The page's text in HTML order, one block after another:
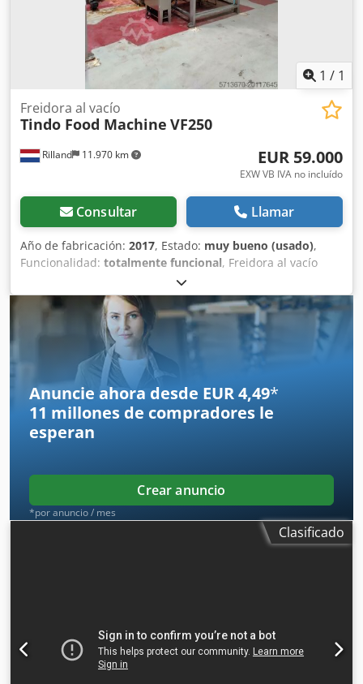
1 / 1
Rilland 11.970 km
Freidora al vacío
Tindo Food Machine VF250
EUR 59.000
EXW VB IVA no incluído
Consultar Llamar
Año de fabricación: 2017, Estado: muy bueno (usado),
Funcionalidad: totalmente funcional, Freidora al vacío
utilizada para chips de verduras. En muy buen estado.
Ubicada en los Países Bajos. Dkodpfxexg Tfqo Ahfsr
Anuncie ahora desde EUR 4,49*
11 millones de compradores le
esperan
Crear anuncio
*por anuncio / mes
Clasificado